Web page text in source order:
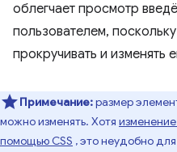
облегчает просмотр
пользователем,
прокручивать и изменять
Примечание:размер
можно изменять. Хотя
помощью CSS , это неудобно